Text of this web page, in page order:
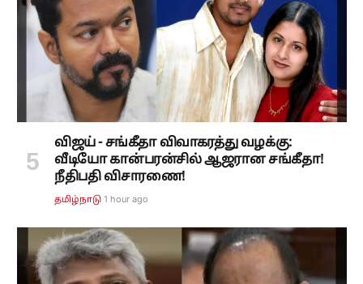
விஜய் - சங்கீதா விவாகரத்து வழக்கு:
வீடியோ கான்பரன்சில் ஆஜரான சங்கீதா!
நீதிபதி விசாரணை!
தமிழ்நாடு 1 hour ago